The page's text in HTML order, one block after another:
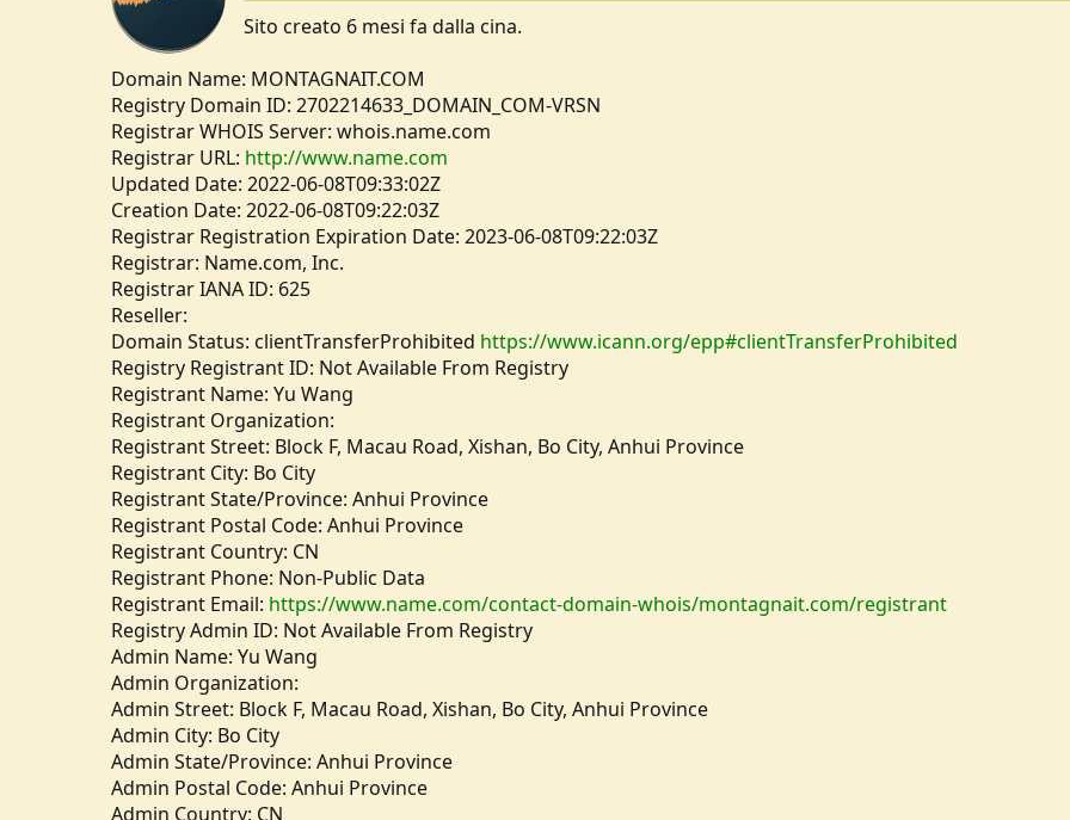
Sito creato 6 mesi fa dalla cina.
Domain Name: MONTAGNAIT.COM
Registry Domain ID: 2702214633_DOMAIN_COM-VRSN
Registrar WHOIS Server: whois.name.com
Registrar URL: http://www.name.com
Updated Date: 2022-06-08T09:33:02Z
Creation Date: 2022-06-08T09:22:03Z
Registrar Registration Expiration Date: 2023-06-08T09:22:03Z
Registrar: Name.com, Inc.
Registrar IANA ID: 625
Reseller:
Domain Status: clientTransferProhibited https://www.icann.org/epp#clientTransferProhibited
Registry Registrant ID: Not Available From Registry
Registrant Name: Yu Wang
Registrant Organization:
Registrant Street: Block F, Macau Road, Xishan, Bo City, Anhui Province
Registrant City: Bo City
Registrant State/Province: Anhui Province
Registrant Postal Code: Anhui Province
Registrant Country: CN
Registrant Phone: Non-Public Data
Registrant Email: https://www.name.com/contact-domain-whois/montagnait.com/registrant
Registry Admin ID: Not Available From Registry
Admin Name: Yu Wang
Admin Organization:
Admin Street: Block F, Macau Road, Xishan, Bo City, Anhui Province
Admin City: Bo City
Admin State/Province: Anhui Province
Admin Postal Code: Anhui Province
Admin Country: CN